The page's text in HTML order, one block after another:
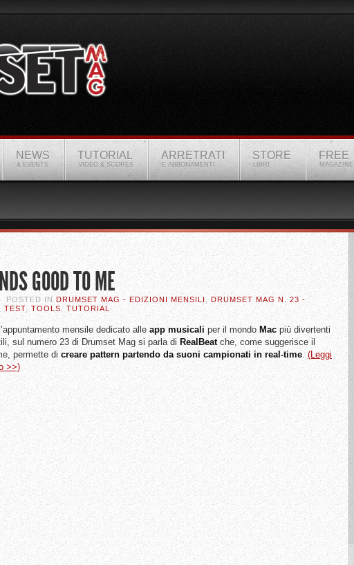
NEWS
& EVENTS
TUTORIAL
VIDEO & SCORES
ARRETRATI
E ABBONAMENTI
STORE
LIBRI
FREE
MAGAZINE
GOOD TO ME
. POSTED IN DRUMSET MAG - EDIZIONI MENSILI ,DRUMSET MAG N. 23 -
TEST , TOOLS, TUTORIAL
mensile dedicato alle app musicali per il mondo Macpiù divertenti
sul numero 23 di Drumset Mag si parla di RealBeatche, come suggerisce il
permette dicreare pattern partendo da suoni campionati in real-time.(Leggi
>>)